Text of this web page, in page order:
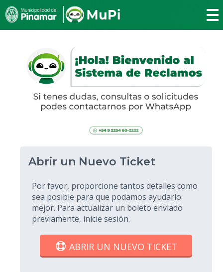
Abrir un Nuevo Ticket
Por favor, proporcione tantos detalles como
sea posible para que podamos ayudarlo
mejor. Para actualizar un boleto enviado
previamente, inicie sesión.
ABRIR UN NUEVO TICKET